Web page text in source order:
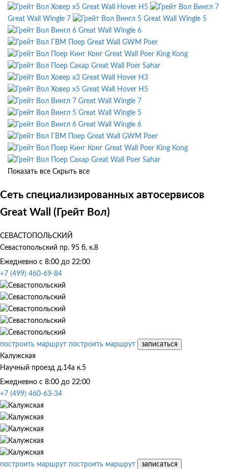
Great Wall Hover H5
Great Wall Wingle 7
Great Wall Wingle 5
Great Wall Wingle 6
Great Wall GWM Poer
Great Wall Poer King Kong
Great Wall Poer Sahar
Great Wall Hover H3
Great Wall Hover H5
Great Wall Wingle 7
Great Wall Wingle 5
Great Wall Wingle 6
Great Wall GWM Poer
Great Wall Poer King Kong
Great Wall Poer Sahar
Показать все Скрыть все
Сеть специализированных автосервисов
Great Wall (Грейт Вол)
СЕВАСТОПОЛЬСКИЙ
Севастопольский пр. 95 б, к.8
Ежедневно с 8:00 до 22:00
+7 (499) 460-69-84
построить маршрут построить маршрут
записаться
Калужская
Научный проезд д.14а к.5
Ежедневно с 8:00 до 22:00
+7 (499) 460-63-34
построить маршрут построить маршрут
записаться